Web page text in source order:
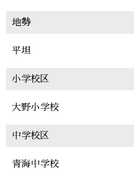
地勢
平坦
小学校区
大野小学校
中学校区
青海中学校